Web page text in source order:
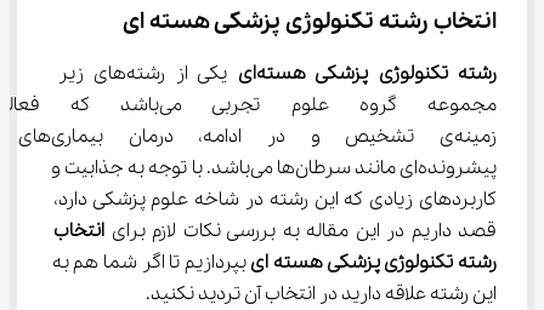
انتخاب رشته تکنولوژی پزشکی هسته ای
رشته تکنولوژی پزشکی هسته‌ای
یکی از رشته‌های زیر
مجموعه گروه علوم تجربی
زمینه‌ی تشخیص و در ادامه، درمان بیماری‌های
پیشرونده‌‌ای مانند سرطان‌ها می‌باشد. با توجه به جذابیت و
کاربردهای زیادی که این رشته در شاخه علوم پزشکی دارد،
قصد داریم در این مقاله به بررسی نکات لازم برای انتخاب
رشته تکنولوژی پزشکی هسته ای بپردازیم تا اگر شما هم به
این رشته علاقه دارید در انتخاب آن تردید نکنید.